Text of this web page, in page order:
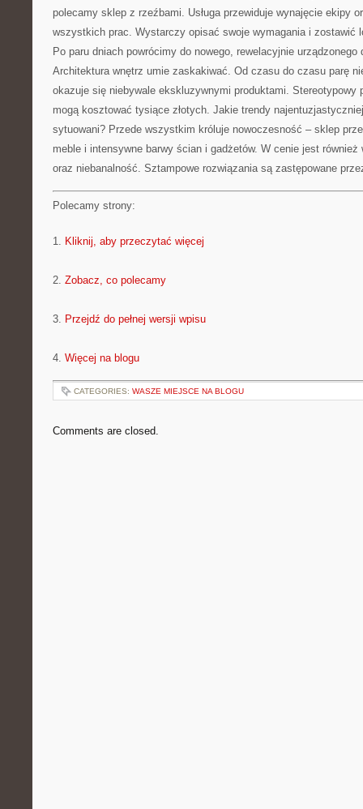
polecamy sklep z rzeźbami. Usługa przewiduje wynajęcie ekipy
wszystkich prac. Wystarczy opisać swoje wymagania i zostawić
Po paru dniach powrócimy do nowego, rewelacyjnie
Architektura wnętrz umie zaskakiwać. Od czasu do czasu parę
okazuje się niebywale ekskluzywnymi produktami. Stereotypowy
mogą kosztować tysiące złotych. Jakie trendy
sytuowani? Przede wszystkim króluje nowoczesność – sklep
meble i intensywne barwy ścian i gadżetów. W cenie jest również
oraz niebanalność. Sztampowe rozwiązania są zastępowane
Polecamy strony:
1. Kliknij, aby przeczytać więcej
2. Zobacz, co polecamy
3. Przejdź do pełnej wersji wpisu
4. Więcej na blogu
CATEGORIES: WASZE MIEJSCE NA BLOGU
Comments are closed.